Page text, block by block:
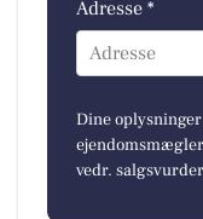
Adresse *
Adresse
Dine
vedr.